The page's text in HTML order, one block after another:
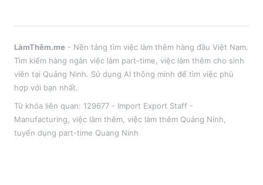
LàmThêm.me - Nền tảng tìm việc làm thêm hàng đầu Việt Nam.
Tìm kiếm hàng ngàn việc làm part-time, việc làm thêm cho sinh
viên tại Quảng Ninh. Sử dụng AI thông minh để tìm việc phù
hợp với bạn nhất.
Từ khóa liên quan: 129677 - Import Export Staff -
Manufacturing việc làm thêm , việc làm thêm Quảng Ninh
tuyển dụng part-time Quang Ninh